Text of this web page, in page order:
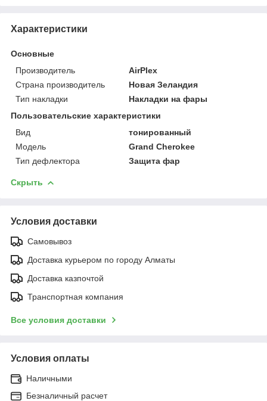
Характеристики
Основные
Производитель
AirPlex
Страна производитель
Новая Зеландия
Тип накладки
Накладки на фары
Пользовательские характеристики
Вид
тонированный
Модель
Grand Cherokee
Тип дефлектора
Защита фар
Скрыть
Условия доставки
Самовывоз
Доставка курьером по городу Алматы
Доставка казпочтой
Транспортная компания
Все условия доставки
Условия оплаты
Наличными
Безналичный расчет